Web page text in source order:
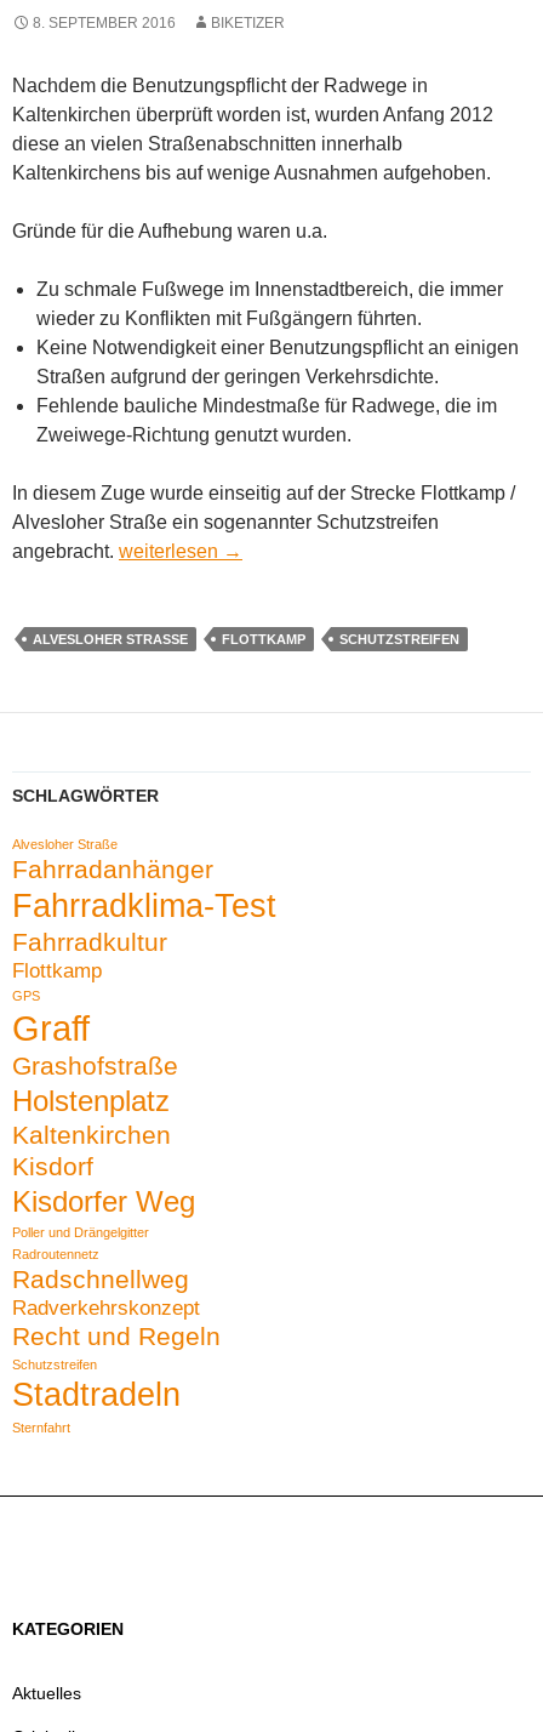
8. SEPTEMBER 2016 BIKETIZER
Nachdem die Benutzungspflicht der Radwege in
Kaltenkirchen überprüft worden ist, wurden Anfang 2012
diese an vielen Straßenabschnitten innerhalb
Kaltenkirchens bis auf wenige Ausnahmen aufgehoben.
Gründe für die Aufhebung waren u.a.
Zu schmale Fußwege im Innenstadtbereich, die immer
wieder zu Konflikten mit Fußgängern führten.
Keine Notwendigkeit einer Benutzungspflicht an einigen
Straßen aufgrund der geringen Verkehrsdichte.
Fehlende bauliche Mindestmaße für Radwege, die im
Zweiwege-Richtung genutzt wurden.
In diesem Zuge wurde einseitig auf der Strecke Flottkamp /
Alvesloher Straße ein sogenannter Schutzstreifen
angebracht. Unser erster Schutzstreifen für Radfahrer in
weiterlesen →
ALVESLOHER STRASSE FLOTTKAMP SCHUTZSTREIFEN
SCHLAGWÖRTER
Alvesloher Straße
Fahrradanhänger
Fahrradklima-Test
Fahrradkultur
Flottkamp
GPS
Graff
Grashofstraße
Holstenplatz
Kaltenkirchen
Kisdorf
Kisdorfer Weg
Poller und Drängelgitter
Radroutennetz
Radschnellweg
Radverkehrskonzept
Recht und Regeln
Schutzstreifen
Stadtradeln
Sternfahrt
KATEGORIEN
Aktuelles